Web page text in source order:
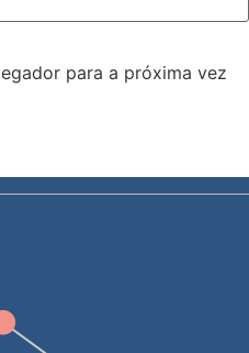
para a próxima vez